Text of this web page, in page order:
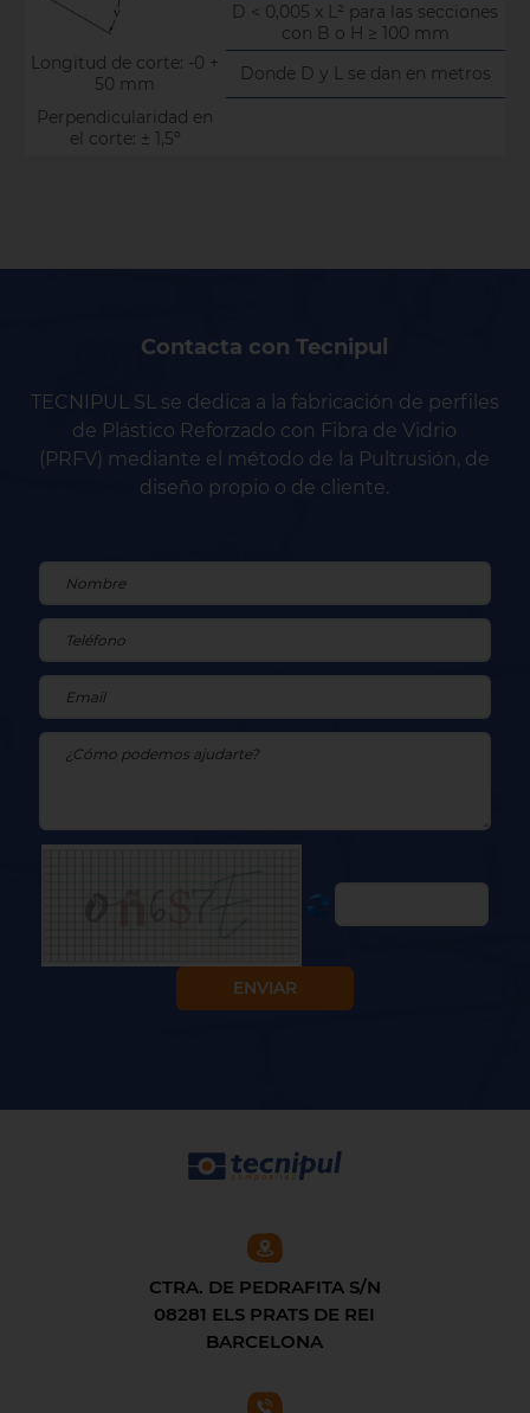
Longitud de corte: -0 +
50 mm
Perpendicularidad en
el corte: ± 1,5º
D < 0,005 x L² para las secciones
con B o H ≥ 100 mm
Donde D y L se dan en metros
Contacta con Tecnipul
TECNIPUL SL se dedica a la fabricación de perfiles
de Plástico Reforzado con Fibra de Vidrio
(PRFV) mediante el método de la Pultrusión, de
diseño propio o de cliente.
CTRA. DE PEDRAFITA S/N
08281 ELS PRATS DE REI
BARCELONA